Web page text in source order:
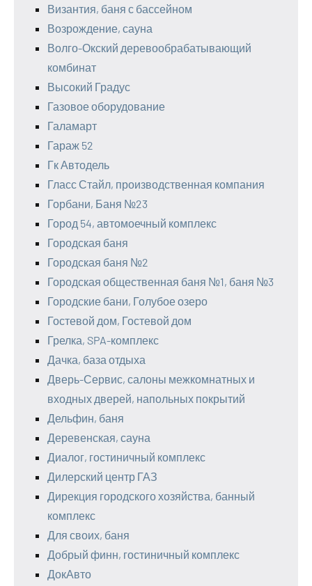
Византия, баня с бассейном
Возрождение, сауна
Волго-Окский деревообрабатывающий
комбинат
Высокий Градус
Газовое оборудование
Галамарт
Гараж 52
Гк Автодель
Гласс Стайл, производственная компания
Горбани, Баня №23
Город 54, автомоечный комплекс
Городская баня
Городская баня №2
Городская общественная баня №1, баня №3
Городские бани, Голубое озеро
Гостевой дом, Гостевой дом
Грелка, SPA-комплекс
Дачка, база отдыха
Дверь-Сервис, салоны межкомнатных и
входных дверей, напольных покрытий
Дельфин, баня
Деревенская, сауна
Диалог, гостиничный комплекс
Дилерский центр ГАЗ
Дирекция городского хозяйства, банный
комплекс
Для своих, баня
Добрый финн, гостиничный комплекс
ДокАвто